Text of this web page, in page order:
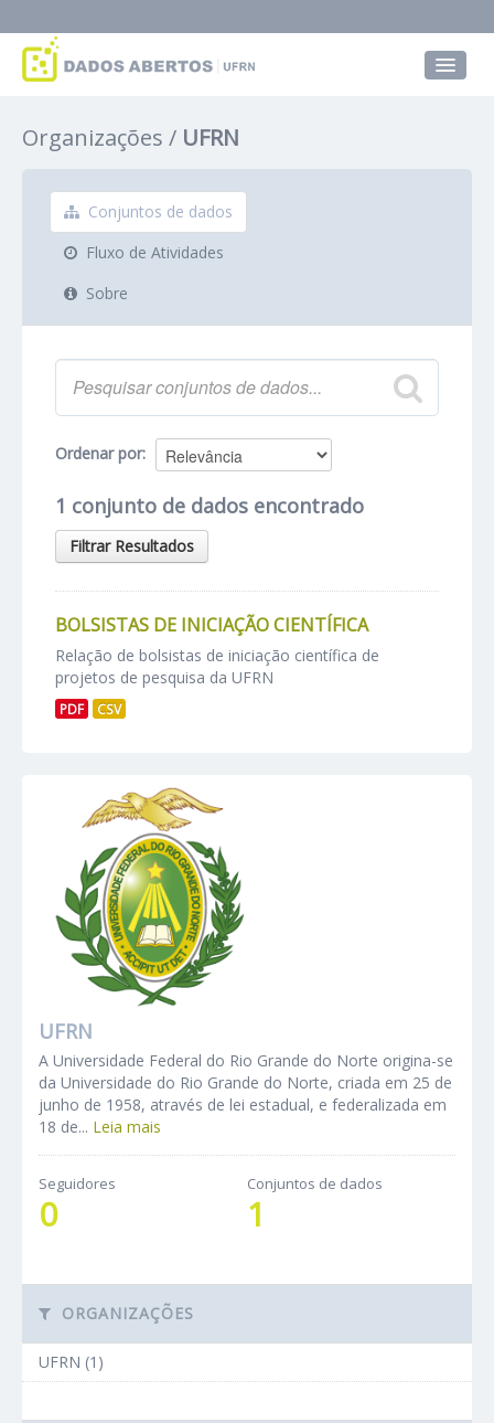
Grupos
Sobre
Organizações UFRN
Conjuntos de dados
Fluxo de Atividades
Sobre
Ordenar por
1 conjunto de dados encontrado
Filtrar Resultados
BOLSISTAS DE INICIAÇÃO CIENTÍFICA
Relação de bolsistas de iniciação científica de
projetos de pesquisa da UFRN
PDF CSV
UFRN
A Universidade Federal do Rio Grande do Norte origina-se
da Universidade do Rio Grande do Norte, criada em 25 de
junho de 1958, através de lei estadual, e federalizada em
18 de... Leia mais
Seguidores
0
Conjuntos de dados
1
ORGANIZAÇÕES
UFRN (1)